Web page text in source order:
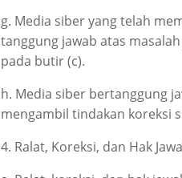
g. Media siber yang telah
tanggung jawab atas
pada butir (c).
h. Media siber bertanggung
mengambil tindakan koreksi
4. Ralat, Koreksi, dan Hak